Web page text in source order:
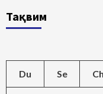
Тақвим
Du Se Ch